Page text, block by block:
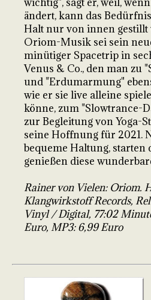
wichtig", sagt er, weil,
ändert, kann das
Halt nur von innen gestillt
Oriom-Musik sei sein
minütiger Spacetrip in
Venus & Co., den man zu
und "Erdumarmung"
wie er sie live alleine
könne, zum "Slowtrance-
zur Begleitung von Yoga-
seine Hoffnung für 2021.
bequeme Haltung,
genießen diese
Rainer von Vielen: Oriom.
Klangwirkstoff Records,
Vinyl / Digital, 77:02
Euro, MP3: 6,99 Euro